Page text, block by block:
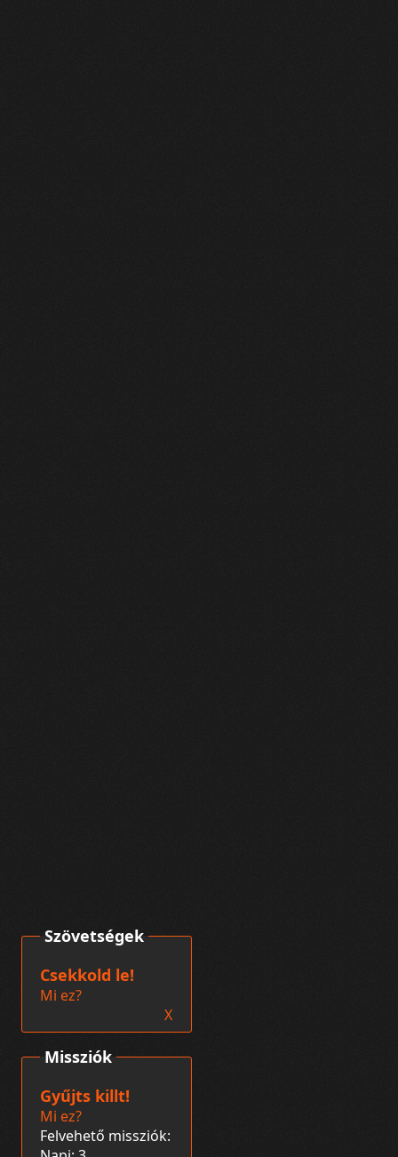
Missziók
Gyűjts killt!
Mi ez?
Felvehető missziók:
Szövetségek
Csekkold le!
Mi ez?
X